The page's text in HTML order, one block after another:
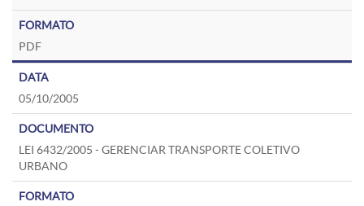
PDF
05/10/2005
LEI 6432/2005 - GERENCIAR TRANSPORTE COLETIVO
URBANO